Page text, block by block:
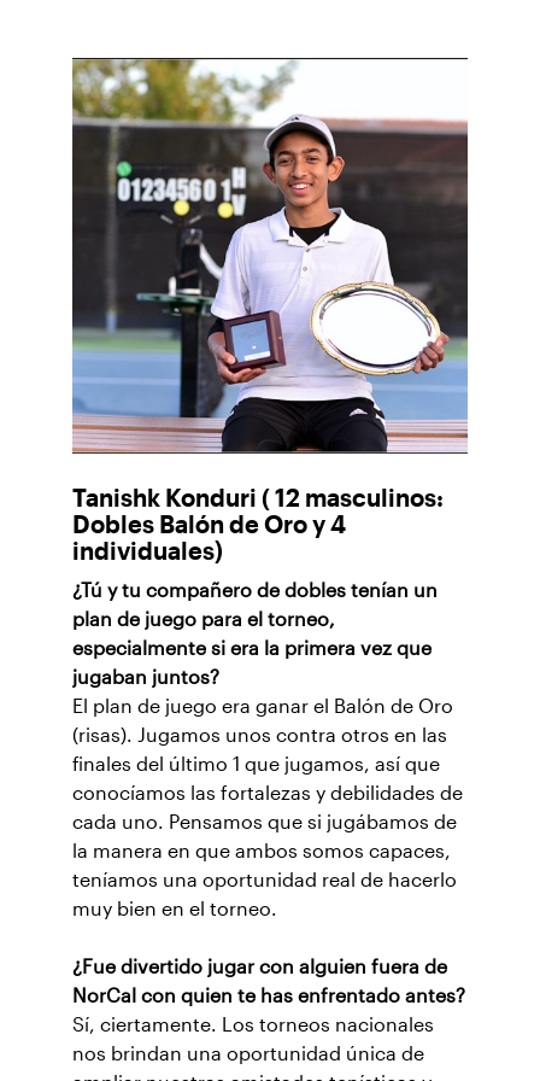
Tanishk Konduri ( 12 masculinos:
Dobles Balón de Oro y 4
individuales)
¿Tú y tu compañero de dobles tenían un
plan de juego para el torneo,
especialmente si era la primera vez que
jugaban juntos?
El plan de juego era ganar el Balón de Oro
(risas). Jugamos unos contra otros en las
finales del último 1 que jugamos, así que
conocíamos las fortalezas y debilidades de
cada uno. Pensamos que si jugábamos de
la manera en que ambos somos capaces,
teníamos una oportunidad real de hacerlo
muy bien en el torneo.
¿Fue divertido jugar con alguien fuera de
NorCal con quien te has enfrentado antes?
Sí, ciertamente. Los torneos nacionales
nos brindan una oportunidad única de